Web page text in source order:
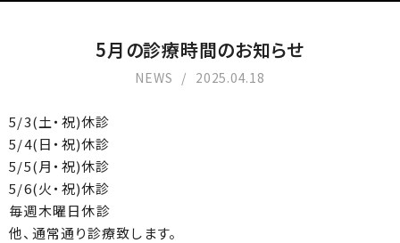
5月の診療時間のお知らせ
NEWS 2025.04.18
5/3(土・祝)休診
5/4(日・祝)休診
5/5(月・祝)休診
5/6(火・祝)休診
毎週木曜日休診
他、通常通り診療致します。